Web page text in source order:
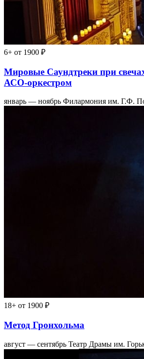
6+ от 1900 ₽
Мировые Саундтреки при
АСО-оркестром
январь — ноябрь Филармония им. Г.Ф.
18+ от 1900 ₽
Метод Гронхольма
август — сентябрь Театр Драмы им.